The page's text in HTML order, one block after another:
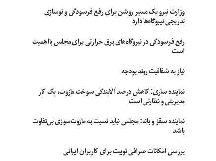
وزارت نیرو یک مسیر روشن برای رفع فرسودگی و نوسازی
تدریجی نیروگاه‌ها دارد
رفع فرسودگی در نیروگاه‌های برق حرارتی برای مجلس بااهمیت
است
نیاز به شفافیت روند بودجه
نماینده ساری: کاهش درصد آلایندگی سوخت مازوت، یک کار
مدیریتی و نظارتی است
نماینده سقز و بانه: مجلس نباید نسبت به مازوت‌سوزی بی‌تفاوت
باشد
بررسی امکانات صرافی توبیت برای کاربران ایرانی